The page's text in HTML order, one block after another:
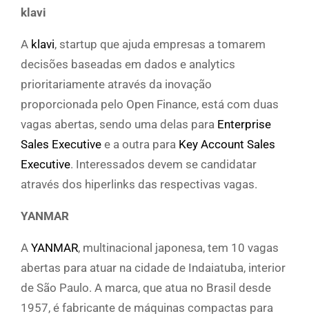
klavi
A klavi, startup que ajuda empresas a tomarem
decisões baseadas em dados e analytics
prioritariamente através da inovação
proporcionada pelo Open Finance, está com duas
vagas abertas, sendo uma delas para Enterprise
Sales Executive e a outra para Key Account Sales
Executive. Interessados devem se candidatar
através dos hiperlinks das respectivas vagas.
YANMAR
A YANMAR, multinacional japonesa, tem 10 vagas
abertas para atuar na cidade de Indaiatuba, interior
de São Paulo. A marca, que atua no Brasil desde
1957, é fabricante de máquinas compactas para